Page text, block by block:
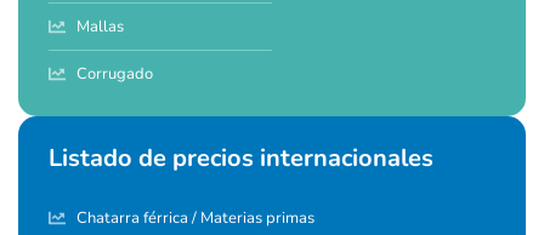
Mallas
Corrugado
Listado de precios internacionales
Chatarra férrica / Materias primas